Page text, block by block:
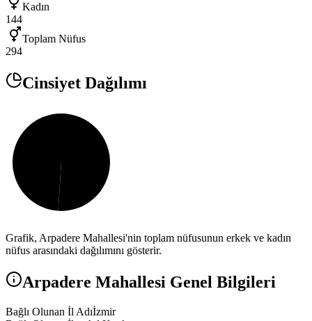
Kadın
144
Toplam Nüfus
294
Cinsiyet Dağılımı
Grafik, Arpadere Mahallesi'nin toplam nüfusunun erkek ve kadın
nüfus arasındaki dağılımını gösterir.
Arpadere Mahallesi Genel Bilgileri
Bağlı Olunan İl Adıİzmir